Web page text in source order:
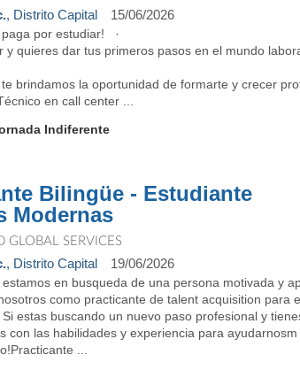
, Distrito Capital 15/06/2026
paga por estudiar! ·
y quieres dar tus primeros pasos en el mundo
brindamos la oportunidad de formarte y crecer
en call center ...
Indiferente
Bilingüe - Estudiante
Modernas
GLOBAL SERVICES
, Distrito Capital 19/06/2026
en busqueda de una persona motivada y
como practicante de talent acquisition para
estas buscando un nuevo paso profesional y
con las habilidades y experiencia para
...